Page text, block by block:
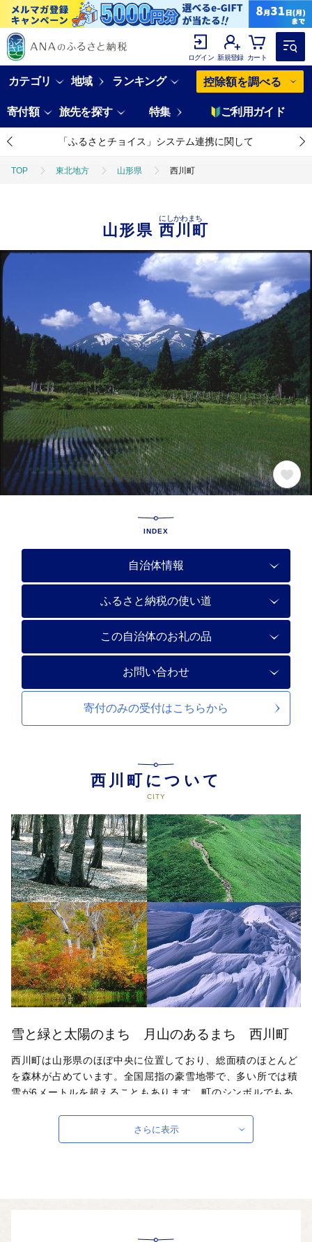
ログイン 新規登録 カート
カテゴリ 地域 ランキング 控除額を調べる
寄付額 旅先を探す 特集 ご利用ガイド
「ふるさとチョイス」システム連携に関して
TOP 東北地方 山形県 西川町
山形県西川町
にしかわまち
INDEX
自治体情報
ふるさと納税の使い道
この自治体のお礼の品
お問い合わせ
寄付のみの受付はこちらから
西川町について
雪と緑と太陽のまち 月山のあるまち 西川町
西川町は山形県のほぼ中央に位置しており、総面積のほとんど
を森林が占めています。全国屈指の豪雪地帯で、多い所では積
雪が6メートルを超えることもあります。町のシンボルでもあ
地として有名です。また、月山の湧水「月山自然水」は名水百
選にも選定されており、地ビールや地酒、地ワインにも使われ
外部サイトへ遷移します。
さらに表示